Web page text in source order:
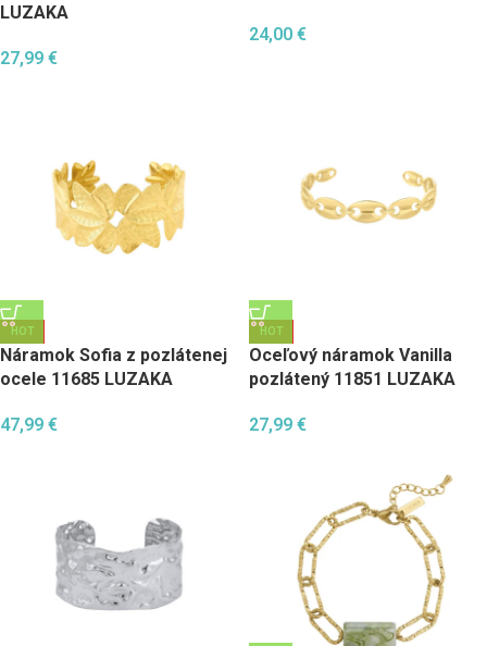
LUZAKA
27,99 €
24,00 €
HOT
Náramok Sofia z pozlátenej
ocele 11685 LUZAKA
47,99 €
HOT
Oceľový náramok Vanilla
pozlátený 11851 LUZAKA
27,99 €